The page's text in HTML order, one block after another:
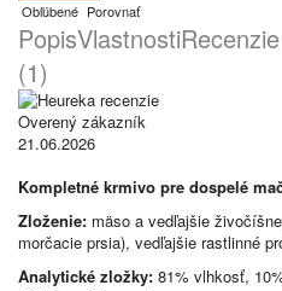
Obľúbené Porovnať
PopisVlastnosti
(1)
Overený zákazník
21.06.2026
Kompletné krmivo pre dospelé
Zloženie: mäso a vedľajšie
morčacie prsia), vedľajšie rastlinné
Analytické zložky: 81% vlhkosť,